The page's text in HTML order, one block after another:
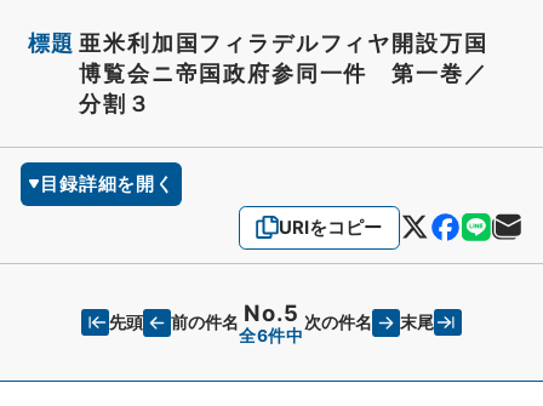
標題 亜米利加国フィラデルフィヤ開設万国
博覧会ニ帝国政府参同一件 第一巻／
分割３
目録詳細を開く
URIをコピー
先頭 前の件名 No.5
全6件中
次の件名 末尾